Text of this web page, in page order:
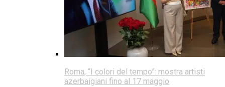
Roma, “I colori del tempo”: mostra artisti
azerbaigiani fino al 17 maggio